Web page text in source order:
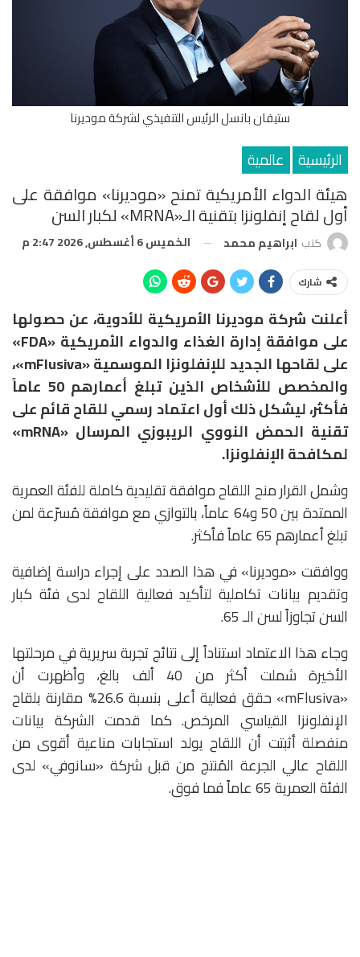
ستيفان بانسل الرئيس التنفيذي لشركة موديرنا
الرئيسية عالمية
هيئة الدواء الأمريكية تمنح «موديرنا» موافقة على
أول لقاح إنفلونزا بتقنية الـ«mRNA» لكبار السن
كتب ابراهيم محمد الخميس 6 أغسطس, 2026 2:47 م
شارك
أعلنت شركة موديرنا الأمريكية للأدوية، عن حصولها
على موافقة إدارة الغذاء والدواء الأمريكية «FDA»
على لقاحها الجديد للإنفلونزا الموسمية «mFlusiva»،
والمخصص للأشخاص الذين تبلغ أعمارهم 50 عاماً
فأكثر، ليشكل ذلك أول اعتماد رسمي للقاح قائم على
تقنية الحمض النووي الريبوزي المرسال «mRNA»
لمكافحة الإنفلونزا.
وشمل القرار منح اللقاح موافقة تقليدية كاملة للفئة العمرية
الممتدة بين 50 و64 عاماً، بالتوازي مع موافقة مُسرّعة لمن
تبلغ أعمارهم 65 عاماً فأكثر.
ووافقت «موديرنا» في هذا الصدد على إجراء دراسة إضافية
وتقديم بيانات تكاملية لتأكيد فعالية اللقاح لدى فئة كبار
السن تجاوزاً لسن الـ 65.
وجاء هذا الاعتماد استناداً إلى نتائج تجربة سريرية في مرحلتها
الأخيرة شملت أكثر من 40 ألف بالغ، وأظهرت أن
«mFlusiva» حقق فعالية أعلى بنسبة 26.6% مقارنة بلقاح
الإنفلونزا القياسي المرخص. كما قدمت الشركة بيانات
منفصلة أثبتت أن اللقاح يولد استجابات مناعية أقوى من
اللقاح عالي الجرعة المُنتج من قبل شركة «سانوفي» لدى
الفئة العمرية 65 عاماً فما فوق.